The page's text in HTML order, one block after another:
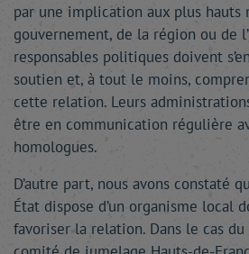
par une implication aux plus hauts
gouvernement, de la région ou de
responsables politiques doivent
soutien et, à tout le moins,
cette relation. Leurs
être en communication régulière
homologues.
D’autre part, nous avons constaté
État dispose d’un organisme local
favoriser la relation. Dans le cas du